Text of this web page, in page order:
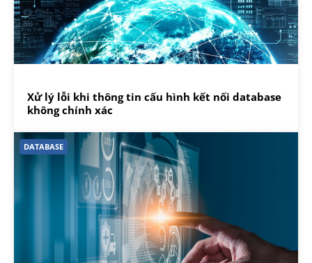
Xử lý lỗi khi thông tin cấu hình kết nối database
không chính xác
DATABASE